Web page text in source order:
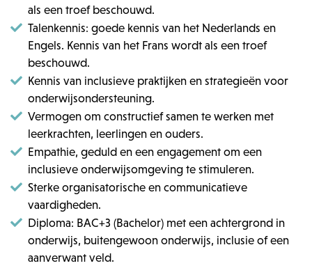
als een troef beschouwd.
Talenkennis: goede kennis van het Nederlands en
Engels. Kennis van het Frans wordt als een troef
beschouwd.
Kennis van inclusieve praktijken en strategieën voor
onderwijsondersteuning.
Vermogen om constructief samen te werken met
leerkrachten, leerlingen en ouders.
Empathie, geduld en een engagement om een
inclusieve onderwijsomgeving te stimuleren.
Sterke organisatorische en communicatieve
vaardigheden.
Diploma: BAC+3 (Bachelor) met een achtergrond in
onderwijs, buitengewoon onderwijs, inclusie of een
aanverwant veld.